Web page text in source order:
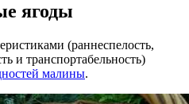
ягоды
(раннеспелость,
и транспортабельность)
малины.